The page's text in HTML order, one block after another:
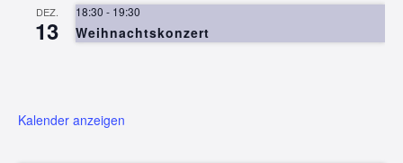
DEZ.
13
18:30 - 19:30
Weihnachtskonzert
Kalender anzeigen